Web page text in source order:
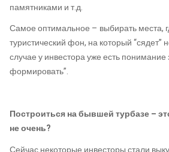
памятниками и т.д.
Самое оптимальное – выбирать места,
туристический фон, на который “сядет”
случае у инвестора уже есть понимание
формировать”.
Построиться на бывшей турбазе –
не очень?